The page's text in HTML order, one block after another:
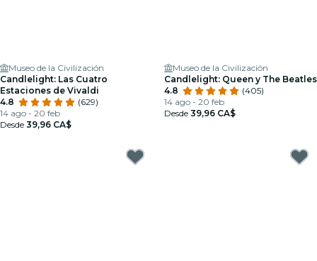
Museo de la Civilización
Candlelight: Las Cuatro
Estaciones de Vivaldi
4.8
(629)
14 ago - 20 feb
Desde 39,96 CA$
Museo de la Civilización
Candlelight: Queen y The Beatles
4.8
(405)
14 ago - 20 feb
Desde 39,96 CA$